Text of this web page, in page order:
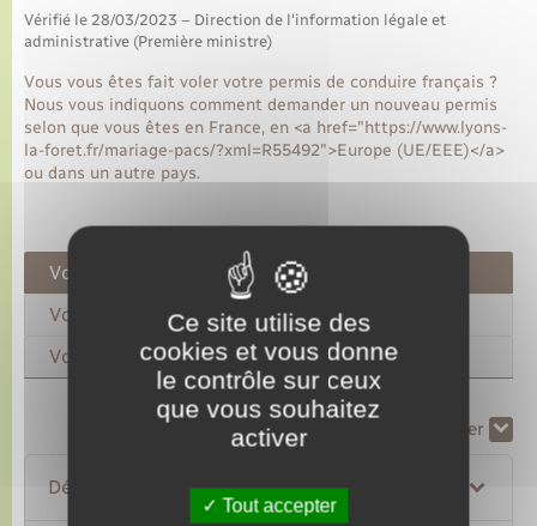
Vérifié le 28/03/2023 – Direction de l'information légale et
administrative (Première ministre)
Vous vous êtes fait voler votre permis de conduire français ?
Nous vous indiquons comment demander un nouveau permis
selon que vous êtes en France, en <a href="https://www.lyons-
la-foret.fr/mariage-pacs/?xml=R55492">Europe (UE/EEE)</a>
ou dans un autre pays.
Vous êtes en France
Vous êtes en Europe (UE/EEE)
Vous êtes dans un autre pays
Tout replier Tout déplier
Déclarer le vol du permis de conduire
Ce site utilise des
cookies et vous donne
le contrôle sur ceux
que vous souhaitez
activer
Tout accepter